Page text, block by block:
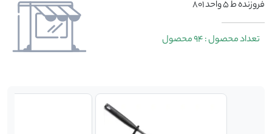
فروزنده ط 5 واحد 801
تعداد محصول : 94 محصول